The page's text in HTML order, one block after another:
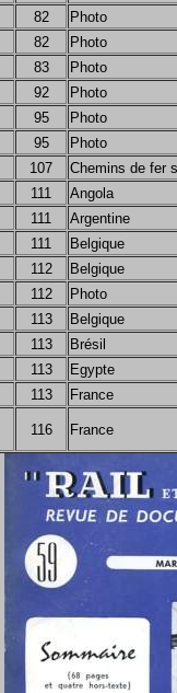
82
Photo
82
Photo
83
Photo
92
Photo
95
Photo
95
Photo
107
Chemins de fer
111
Angola
111
Argentine
111
Belgique
112
Belgique
112
Photo
113
Belgique
113
Brésil
113
Egypte
113 France
116 France